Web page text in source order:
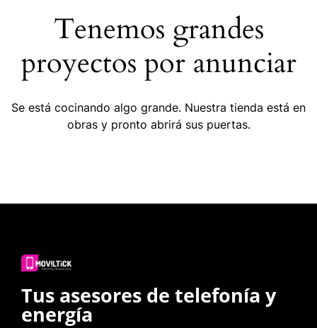
Tenemos grandes
proyectos por anunciar
Se está cocinando algo grande. Nuestra tienda está en
obras y pronto abrirá sus puertas.
Tus asesores de telefonía y
energía